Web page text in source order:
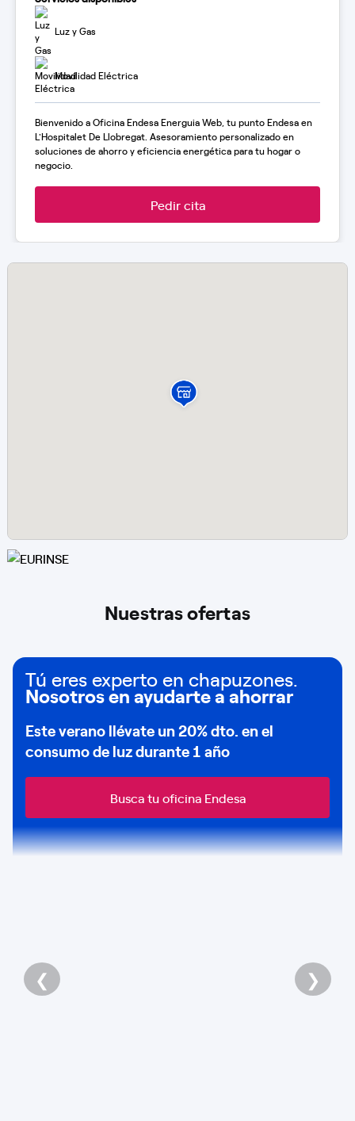
Luz y Gas
Movilidad Eléctrica
Bienvenido a Oficina Endesa Energuia Web, tu punto Endesa en
L'Hospitalet De Llobregat. Asesoramiento personalizado en
soluciones de ahorro y eficiencia energética para tu hogar o
negocio.
Pedir cita
Nuestras ofertas
Tú eres experto en chapuzones.
Nosotros en ayudarte a ahorrar
Este verano llévate un20% dto. en el
consumo deluz durante 1 año
Busca tu oficina Endesa
❮ ❯